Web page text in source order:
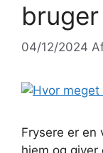
04/12/2024
Frysere er en